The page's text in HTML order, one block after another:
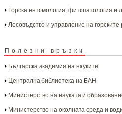
Горска ентомология, фитопатология и
Лесовъдство и управление на горските
Полезни връзки
Българска aкадемия на науките
Централна библиотека на БАН
Министерство на науката и
Министерство на околната среда и